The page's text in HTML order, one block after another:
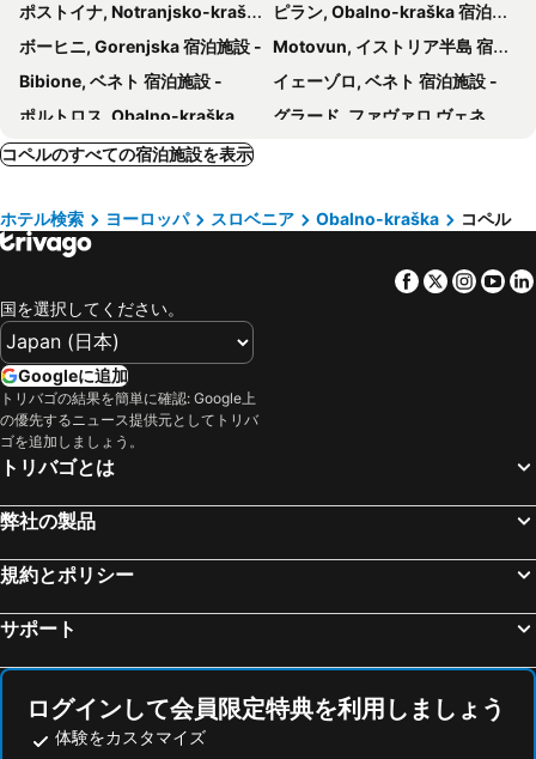
ポストイナ, Notranjsko-kraška 宿泊施設 -
ピラン, Obalno-kraška 宿泊施設 -
ボーヒニ, Gorenjska 宿泊施設 - Motovun, イストリア半島 宿泊施設 -
Bibione, ベネト 宿泊施設 -
イェーゾロ, ベネト 宿泊施設 -
ポルトロス, Obalno-kraška 宿泊施設 -
グラード, ファヴァロ ヴェネト 宿泊施設 -
Brda, Goriška 宿泊施設 -
サヴドリア, イストリア半島 宿泊施設 -
リニャーノ サッビアドーロ, ファヴァロ ヴェネト 宿泊施設 -
Škofja Loka, Gorenjska 宿泊施設 -
Solkan, Goriška 宿泊施設 -
リュブリャナ, Osrednjeslovenska 宿泊施設 -
ブレッド, Gorenjska 宿泊施設 -
プーラ, イストリア半島 宿泊施設 -
ゴリツィア, ファヴァロ ヴェネト 宿泊施設 -
リド ディ イエゾロ, ベネト 宿泊施設 -
コペルのすべての宿泊施設を表示
ホテル検索 ヨーロッパ スロベニア Obalno-kraška コペル
Facebook
Twitter
国を選択してください。
Googleに追加
トリバゴの結果を簡単に確認: Google上
の優先するニュース提供元としてトリバ
ゴを追加しましょう。
トリバゴとは
弊社の製品
規約とポリシー
サポート
ログインして会員限定特典を利用しましょう
体験をカスタマイズ